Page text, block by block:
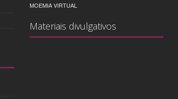
MOEMIA VIRTUAL
Materiais divulgativos